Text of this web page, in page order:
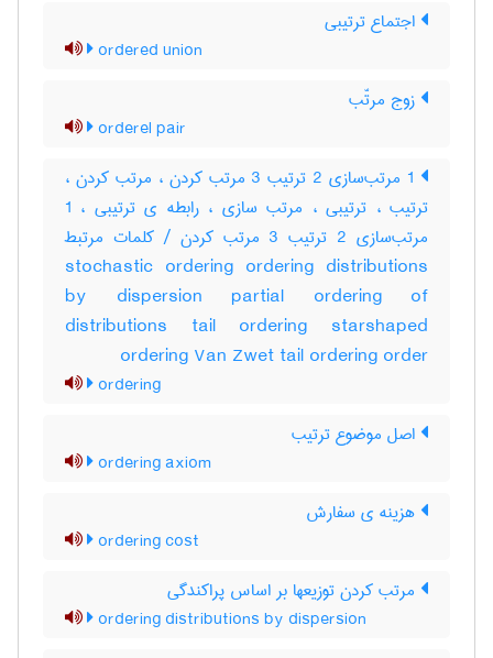
اجتماع ترتیبی
ordered union
زوج مرتّب
orderel pair
1 مرتب‌سازی 2 ترتیب 3 مرتب کردن ، مرتب کردن ،
ترتیب ، ترتیبی ، مرتب سازی ، رابطه ی ترتیبی ، 1
مرتب‌سازی 2 ترتیب 3 مرتب کردن / کلمات مرتبط
stochastic ordering ordering distributions
by dispersion partial ordering of
distributions tail ordering starshaped
ordering Van Zwet tail ordering order
ordering
اصل موضوع ترتیب
ordering axiom
هزینه ی سفارش
ordering cost
مرتب کردن توزیعها بر اساس پراکندگی
ordering distributions by dispersion